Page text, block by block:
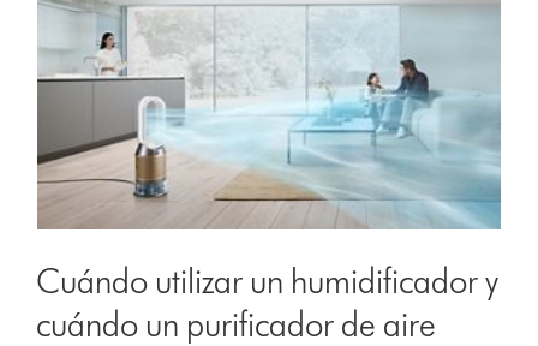
Cuándo utilizar un humidificador y
cuándo un purificador de aire